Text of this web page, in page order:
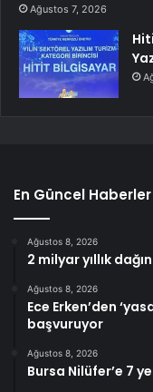
Ağustos 7, 2026
En Güncel Haberler
Ağustos 8, 2026
2 milyar yıllık
Ağustos 8, 2026
Ece Erken’den
başvuruyor
Ağustos 8, 2026
Bursa Nilüfer’e 7